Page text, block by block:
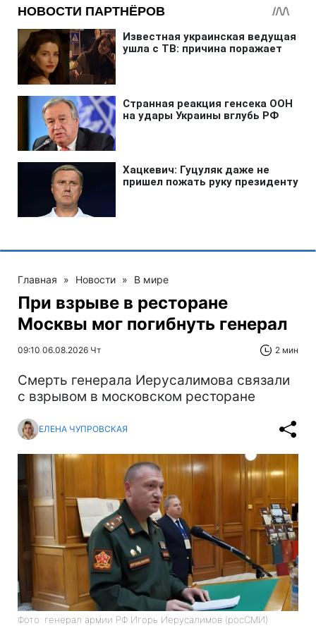
Главная » Новости » В мире
При взрыве в ресторане
Москвы мог погибнуть генерал
09:10 06.08.2026 Чт 2 мин
Смерть генерала Иерусалимова связали
с взрывом в московском ресторане
ЕЛЕНА ЧУПРОВСКАЯ
Фото: генерал армии РФ Игорь Иерусалимов (росСМИ)